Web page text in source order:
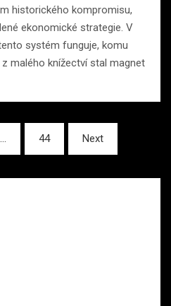
historického kompromisu,
ekonomické strategie. V
systém funguje, komu
malého knížectví stal magnet
… 44 Next